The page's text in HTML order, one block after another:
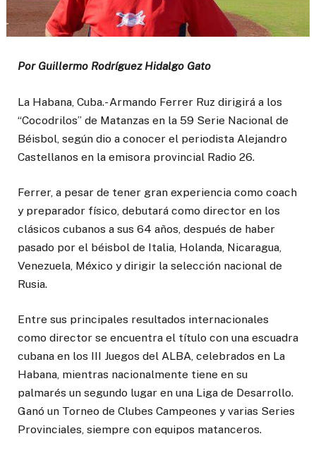
Por Guillermo Rodríguez Hidalgo Gato
La Habana, Cuba.- Armando Ferrer Ruz dirigirá a los
“Cocodrilos” de Matanzas en la 59 Serie Nacional de
Béisbol, según dio a conocer el periodista Alejandro
Castellanos en la emisora provincial Radio 26.
Ferrer, a pesar de tener gran experiencia como coach
y preparador físico, debutará como director en los
clásicos cubanos a sus 64 años, después de haber
pasado por el béisbol de Italia, Holanda, Nicaragua,
Venezuela, México y dirigir la selección nacional de
Rusia.
Entre sus principales resultados internacionales
como director se encuentra el título con una escuadra
cubana en los III Juegos del ALBA, celebrados en La
Habana, mientras nacionalmente tiene en su
palmarés un segundo lugar en una Liga de Desarrollo.
Ganó un Torneo de Clubes Campeones y varias Series
Provinciales, siempre con equipos matanceros.